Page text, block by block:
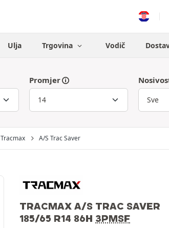
Ulja Trgovina Vodič
Promjer
Tracmax A/S Trac Saver
TRACMAX A/S TRAC SAVER
185/65 R14 86H 3PMSF